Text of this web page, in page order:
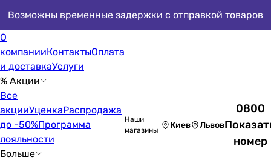
Возможны временные задержки с отправкой товаров
О
компанииКонтактыОплата
и доставкаУслуги
% Акции
Все
акцииУценкаРаспродажа
до -50%Программа
лояльности
Больше
Наши
магазины
Киев Львов
0800
номер